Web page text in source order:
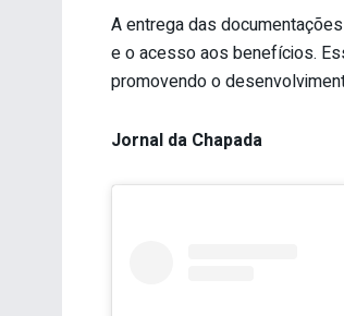
A entrega das
e o acesso aos benefícios.
promovendo o
Jornal da Chapada